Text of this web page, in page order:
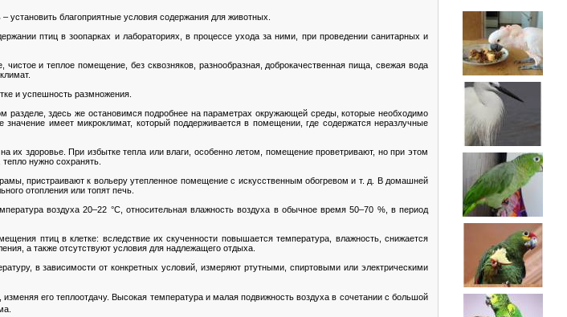
благоприятные условия содержания для животных.
птиц в зоопарках и лабораториях, в процессе ухода за ними, при проведении санитарных и
и теплое помещение, без сквозняков, разнообразная, доброкачественная пища, свежая вода
и успешность размножения.
разделе, здесь же остановимся подробнее на параметрах окружающей среды, которые необходимо
имеет микроклимат, который поддерживается в помещении, где содержатся неразлучные
их здоровье. При избытке тепла или влаги, особенно летом, помещение проветривают, но при этом
нужно сохранять.
пристраивают к вольеру утепленное помещение с искусственным обогревом и т. д. В домашней
отопления или топят печь.
воздуха 20–22 °C, относительная влажность воздуха в обычное время 50–70 %, в период
птиц в клетке: вследствие их скученности повышается температура, влажность, снижается
а также отсутствуют условия для надлежащего отдыха.
в зависимости от конкретных условий, измеряют ртутными, спиртовыми или электрическими
его теплоотдачу. Высокая температура и малая подвижность воздуха в сочетании с большой